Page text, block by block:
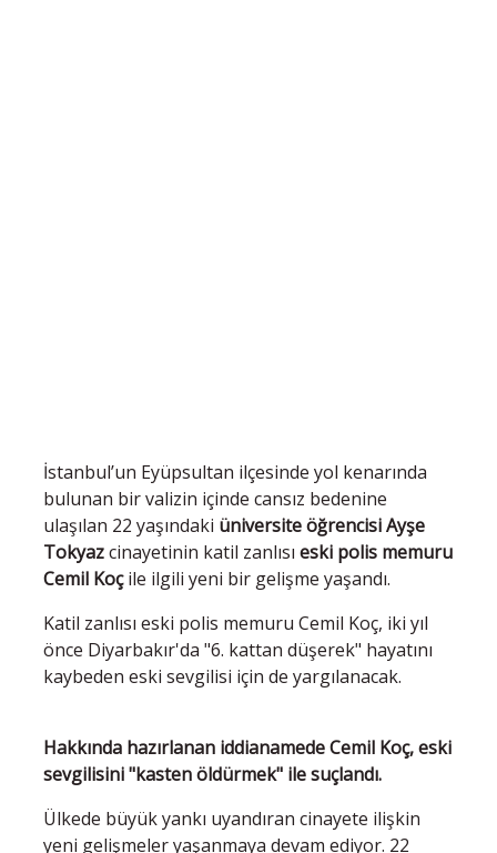
İstanbul’un Eyüpsultan ilçesinde yol kenarında
bulunan bir valizin içinde cansız bedenine
ulaşılan 22 yaşındaki üniversite öğrencisi Ayşe
Tokyazcinayetinin katil zanlısı eski polis memuru
Cemil Koçile ilgili yeni bir gelişme yaşandı.
Katil zanlısı eski polis memuru Cemil Koç, iki yıl
önce Diyarbakır'da "6. kattan düşerek" hayatını
kaybeden eski sevgilisi için de yargılanacak.
Hakkında hazırlanan iddianamede Cemil Koç, eski
sevgilisini "kasten öldürmek" ile suçlandı.
Ülkede büyük yankı uyandıran cinayete ilişkin
yeni gelişmeler yaşanmaya devam ediyor. 22